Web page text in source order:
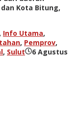
Kota Bitung,
, Info Utama,
, Pemprov,
, Sulut
6 Agustus